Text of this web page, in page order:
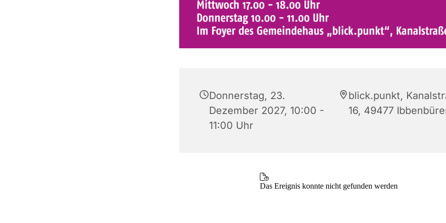
Donnerstag, 23.
Dezember 2027, 10:00 -
11:00 Uhr
blick.punkt,
16, 49477